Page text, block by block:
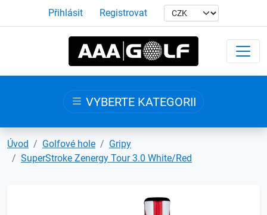
Přihlásit Registrovat
VYBERTE KATEGORII
Úvod Golfové hole
Gripy
SuperStroke Zenergy Tour 3.0 White/Red